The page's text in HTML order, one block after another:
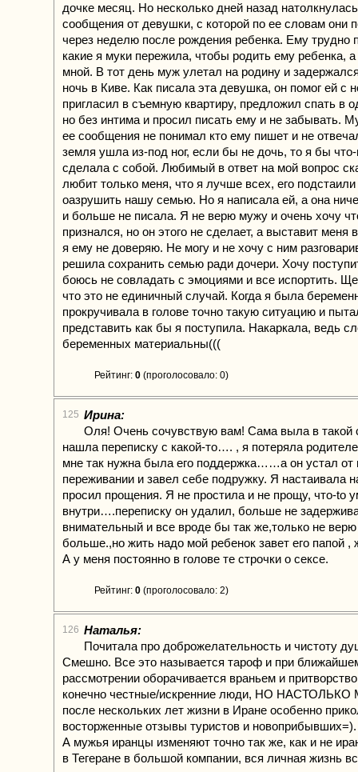
дочке месяц. Но несколько дней назад
сообщения от девушки, с которой по ее словам они
через неделю после рождения ребенка. Ему трудно
какие я муки пережила, чтобы родить ему ребенка, а
мной. В тот день муж улетал на родину и
ночь в Киве. Как писала эта девушка, он помог ей с
пригласил в съемную квартиру, предложил спать в
но без интима и просил писать ему и не забывать.
ее сообщения не понимал кто ему пишет и не
земля ушла из-под ног, если бы не дочь, то я бы
сделала с собой. Любимый в ответ на мой вопрос
любит только меня, что я лучше всех, его
оазрушить нашу семью. Но я написала ей, а она
и больше не писала. Я не верю мужу и очень хочу
признался, но он этого не сделает, а выставит меня
я ему не доверяю. Не могу и не хочу с ним
решила сохранить семью ради дочери. Хочу
боюсь не совладать с эмоциями и все испортить.
что это не единичный случай. Когда я была
прокручивала в голове точно такую ситуацию и
представить как бы я поступила. Накаркала, ведь
беременных материальны(((
Рейтинг: 0 (проголосовало: 0)
125 Ирина:
Оля! Очень сочувствую вам! Сама выла в такой
нашла переписку с какой-то…. , я потеряла
мне так нужна была его поддержка……а он устал от
переживании и завел себе подружку. Я настаивала
просил прощения. Я не простила и не прощу, что-to
внутри….переписку он удалил, больше не
внимательный и все вроде бы так же,только не
больше.,но жить надо мой ребенок завет его папой ,
А у меня постоянно в голове те строчки о сексе.
Рейтинг: 0 (проголосовало: 2)
126 Наталья:
Почитала про доброжелательность и чистоту
Смешно. Все это называется тароф и при
рассмотрении оборачивается враньем и
конечно честные/искренние люди, НО
после нескольких лет жизни в Иране особенно
восторженные отзывы туристов и новоприбывших=).
А мужья иранцы изменяют точно так же, как и не
в Тегеране в большой компании, вся личная жизнь